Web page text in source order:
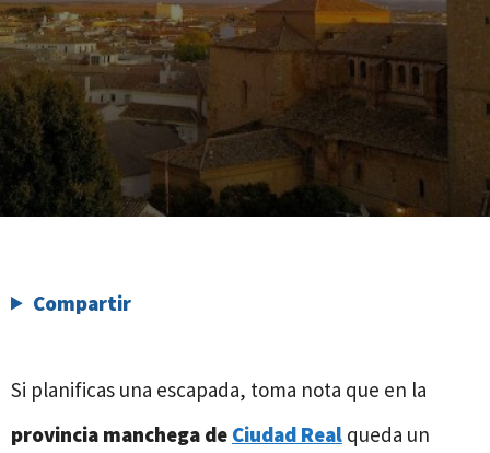
Compartir
Si planificas una escapada, toma nota que en la
provincia manchega de Ciudad Real queda un